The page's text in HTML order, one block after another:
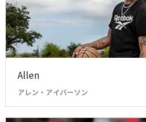
Allen
アレン・アイバーソン